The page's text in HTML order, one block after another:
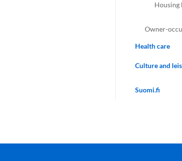
Housing
Owner-
Health care
Culture and
Suomi.fi